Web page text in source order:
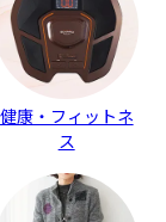
健康・フィットネ
ス